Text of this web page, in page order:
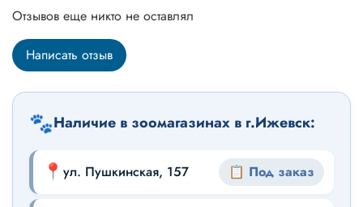
Отзывов еще никто не оставлял
Написать отзыв
🐾Наличие в зоомагазинах в г.Ижевск:
📍 ул. Пушкинская, 157 📋 Под заказ